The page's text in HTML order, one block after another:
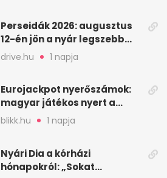
Perseidák 2026: augusztus
12-én jön a nyár legszebb
csillaghullása
drive.hu 1 napja
Eurojackpot nyerőszámok:
magyar játékos nyert a
2026. augusztus 4-i húzáson
blikk.hu 1 napja
Nyári Dia a kórházi
hónapokról: „Sokat